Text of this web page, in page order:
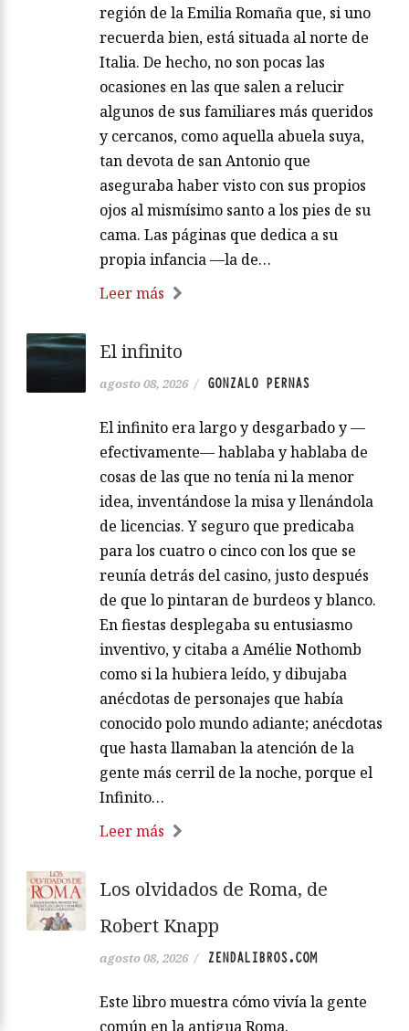
región de la Emilia Romaña que, si uno
recuerda bien, está situada al norte de
Italia. De hecho, no son pocas las
ocasiones en las que salen a relucir
algunos de sus familiares más queridos
y cercanos, como aquella abuela suya,
tan devota de san Antonio que
aseguraba haber visto con sus propios
ojos al mismísimo santo a los pies de su
cama. Las páginas que dedica a su
propia infancia —la de…
Leer más
El infinito
agosto 08, 2026 / GONZALO PERNAS
El infinito era largo y desgarbado y —
efectivamente— hablaba y hablaba de
cosas de las que no tenía ni la menor
idea, inventándose la misa y llenándola
de licencias. Y seguro que predicaba
para los cuatro o cinco con los que se
reunía detrás del casino, justo después
de que lo pintaran de burdeos y blanco.
En fiestas desplegaba su entusiasmo
inventivo, y citaba a Amélie Nothomb
como si la hubiera leído, y dibujaba
anécdotas de personajes que había
conocido polo mundo adiante; anécdotas
que hasta llamaban la atención de la
gente más cerril de la noche, porque el
Infinito…
Leer más
Los olvidados de Roma, de
Robert Knapp
agosto 08, 2026 / ZENDALIBROS.COM
Este libro muestra cómo vivía la gente
común en la antigua Roma.